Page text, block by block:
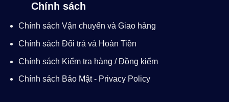
Chính sách
Chính sách Vận chuyển và Giao hàng
Chính sách Đổi trả và Hoàn Tiền
Chính sách Kiểm tra hàng / Đồng kiểm
Chính sách Bảo Mật - Privacy Policy